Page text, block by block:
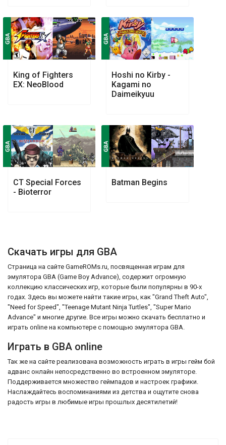
King of Fighters
EX: NeoBlood
Hoshi no Kirby -
Kagami no
Daimeikyuu
CT Special Forces
- Bioterror
Batman Begins
Скачать игры для GBA
Страница на сайте GameROMs.ru, посвященная играм для
эмулятора GBA (Game Boy Advance), содержит огромную
коллекцию классических игр, которые были популярны в 90-х
годах. Здесь вы можете найти такие игры, как "Grand Theft Auto",
"Need for Speed", "Teenage Mutant Ninja Turtles", "Super Mario
Advance" и многие другие. Все игры можно скачать бесплатно и
играть online на компьютере с помощью эмулятора GBA.
Играть в GBA online
Так же на сайте реализована возможность играть в игры гейм бой
адванс онлайн непосредственно во встроенном эмуляторе.
Поддерживается множество геймпадов и настроек графики.
Наслаждайтесь воспоминаниями из детства и ощутите снова
радость игры в любимые игры прошлых десятилетий!